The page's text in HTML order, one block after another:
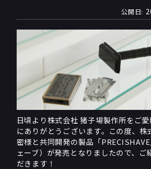
公開日:
日頃より株式会社 猪子場製作所をご
にありがとうございます。この度、株
密様と共同開発の製品「
ェーブ）が発売となりましたので、ご
だきます！